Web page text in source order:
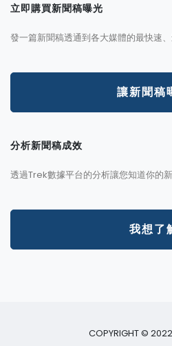
立即購買新聞稿曝光
發一篇新聞稿透通到各大媒體的最快速、
讓新聞稿
分析新聞稿成效
透過Trek數據平台的分析讓您知道你的
我想了
COPYRIGHT ©